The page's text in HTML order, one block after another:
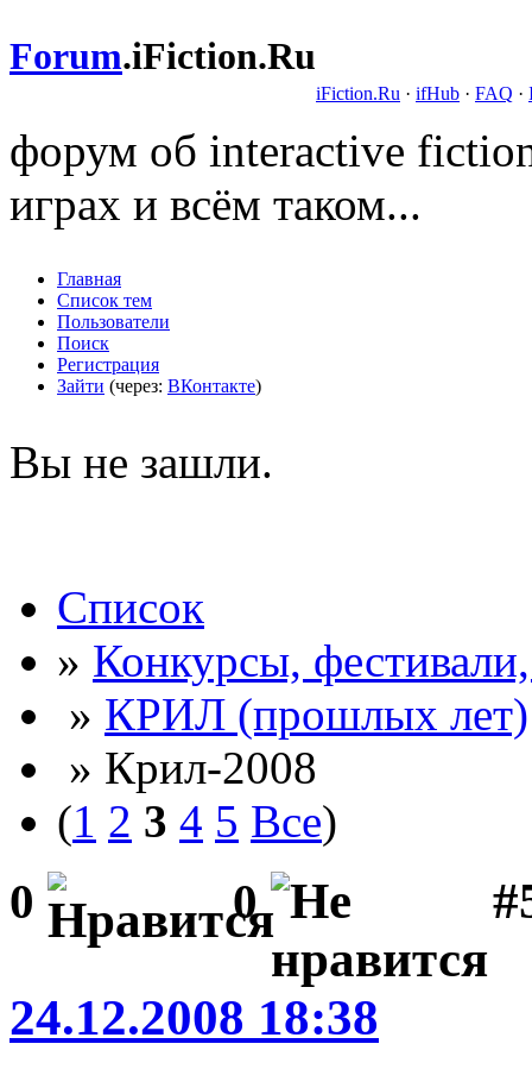
Forum.iFiction.Ru
iFiction.Ru · ifHub · FAQ ·
форум об interactive
играх и всём таком...
Главная
Список тем
Пользователи
Поиск
Регистрация
Зайти (через: ВКонтакте)
Вы не зашли.
Список
» Конкурсы,
» КРИЛ (прошлых лет)
» Крил-2008
(1 2 3 4 5 Все)
0 0
24.12.2008 18:38